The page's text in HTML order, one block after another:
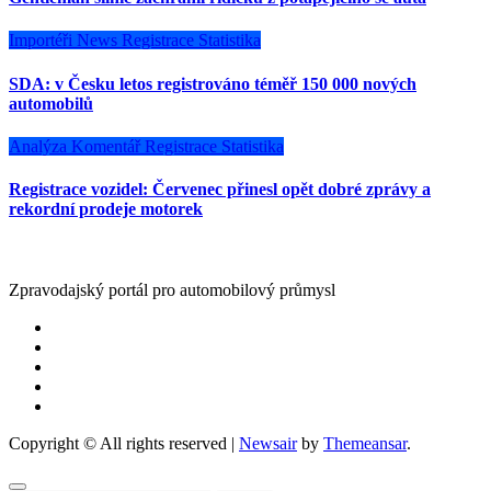
Importéři News Registrace Statistika
SDA: v Česku letos registrováno téměř 150 000 nových
automobilů
Analýza Komentář Registrace Statistika
Registrace vozidel: Červenec přinesl opět dobré zprávy a
rekordní prodeje motorek
Zpravodajský portál pro automobilový průmysl
Copyright © All rights reserved | Newsairby Themeansar.